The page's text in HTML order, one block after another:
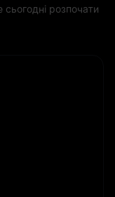
розпочати